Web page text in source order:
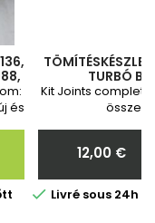
és
TURBÓ
Kit Joints
Ár
12,00 €
 Livré sous 24h